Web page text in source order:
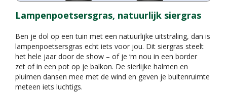
Lampenpoetsersgras, natuurlijk siergras
Ben je dol op een tuin met een natuurlijke uitstraling, dan is
lampenpoetsersgras echt iets voor jou. Dit siergras steelt
het hele jaar door de show – of je ‘m nou in een border
zet of in een pot op je balkon. De sierlijke halmen en
pluimen dansen mee met de wind en geven je buitenruimte
meteen iets luchtigs.